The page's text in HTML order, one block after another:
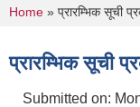
You are
Home » प्रारम्भिक सूची
प्रारम्भिक सूची
Submitted on: